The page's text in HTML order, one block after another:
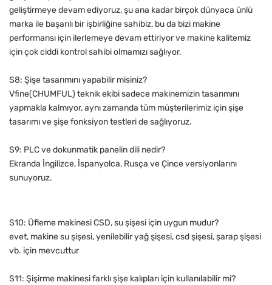
geliştirmeye devam ediyoruz, şu ana kadar birçok dünyaca ünlü
marka ile başarılı bir işbirliğine sahibiz, bu da bizi makine
performansı için ilerlemeye devam ettiriyor ve makine kalitemiz
için çok ciddi kontrol sahibi olmamızı sağlıyor.
S8: Şişe tasarımını yapabilir misiniz?
Vfine(CHUMFUL) teknik ekibi sadece makinemizin tasarımını
yapmakla kalmıyor, aynı zamanda tüm müşterilerimiz için şişe
tasarımı ve şişe fonksiyon testleri de sağlıyoruz.
S9: PLC ve dokunmatik panelin dili nedir?
Ekranda İngilizce, İspanyolca, Rusça ve Çince versiyonlarını
sunuyoruz.
S10: Üfleme makinesi CSD, su şişesi için uygun mudur?
evet, makine su şişesi, yenilebilir yağ şişesi, csd şişesi, şarap şişesi
vb. için mevcuttur
S11: Şişirme makinesi farklı şişe kalıpları için kullanılabilir mi?